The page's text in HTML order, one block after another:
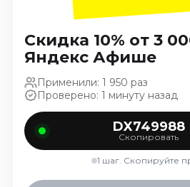
Август 2026
Сентябрь 2026
Октябрь 2026
Декабрь 2026
Спорт
Август 2026
Сентябрь 2026
Декабрь 2026
Скидка 10% от 3
Яндекс Афише
Применили: 1 950 раз
Проверено: 1 минуту назад
DX749988
Скопировать
1 шаг. Скопируйте